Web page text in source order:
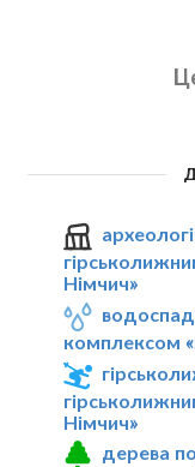
Німчич»
комплексом
Німчич»
дерева